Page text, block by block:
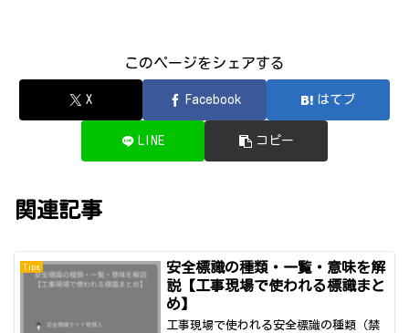
このページをシェアする
X Facebook はてブ
LINE コピー
関連記事
Tips
安全標識の種類・一覧・意味を解
説【工事現場で使われる標識まと
め】
工事現場で使われる安全標識の種類（禁